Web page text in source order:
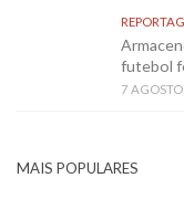
futebol
7
MAIS POPULARES